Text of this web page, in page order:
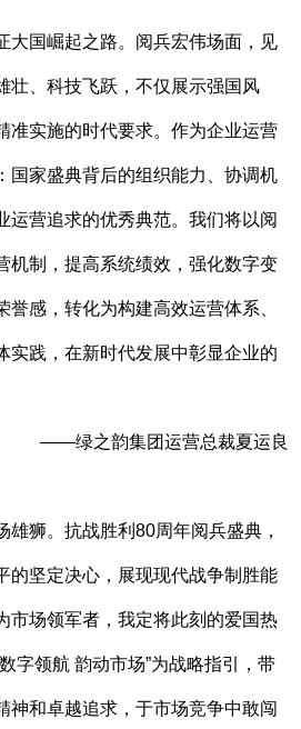
大国崛起之路。阅兵宏伟场面，见
壮、科技飞跃，不仅展示强国风
准实施的时代要求。作为企业运营
国家盛典背后的组织能力、协调机
运营追求的优秀典范。我们将以阅
机制，提高系统绩效，强化数字变
感，转化为构建高效运营体系、
实践，在新时代发展中彰显企业的
——绿之韵集团运营总裁夏运良
雄狮。抗战胜利80周年阅兵盛典，
的坚定决心，展现现代战争制胜能
市场领军者，我定将此刻的爱国热
字领航 韵动市场”为战略指引，带
神和卓越追求，于市场竞争中敢闯